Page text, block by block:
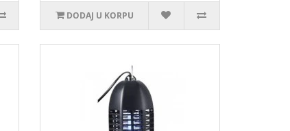
DODAJ U KORPU